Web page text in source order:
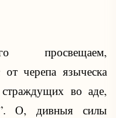
просвещаем,
черепа языческа
во аде,
О, дивныя силы